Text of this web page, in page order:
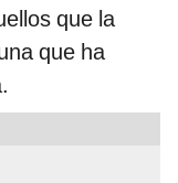
que la
que ha